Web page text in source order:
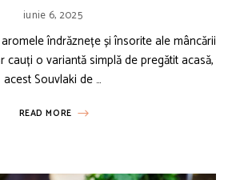
iunie 6, 2025
îndrăznețe și însorite ale mâncării
cauți o variantă simplă de pregătit acasă,
acest Souvlaki de …
READ MORE